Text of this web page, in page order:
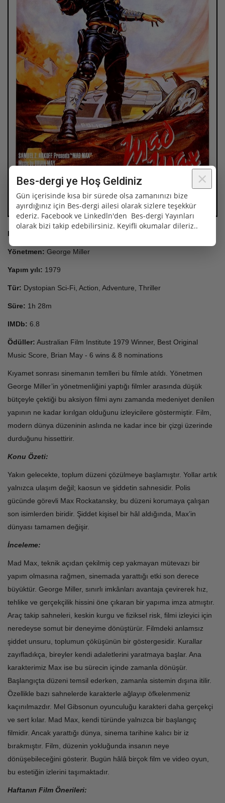
Bilim ve Teknoloji
Dünya Tarih'i
Köşe yazıları
Genel Kültür 101
Özel
Film adı:
Yönetmen: George Miller
Yapım yılı: 1979
Tür: Dystopian Sci-Fi, Action, Adventure, Thriller
Süre: 1h 28m
IMDb: 6.8
Ödüller: Australian Film Institute 1979 Winner, Best Original
Music Score, Brian May - 6 wins & 8 nominations
Kıyamet sonrası sinemanın temlleri bu filmle atıldı. Yönetmen
George Miller’in yönetmenliğini yaptığı filmler arasında düşük
bütçeyle çektiği bu aksiyon filmi aynı zamanda medeniyet denilen
yapının ne kadar kırılgan olduğunu izleyicilere göstermiştir. Film,
modern dünya düzeninin aslında ne kadar ince bir çizgi üzerinde
durduğunu hissettirir.
Konu Özeti:
Yakın gelecekte, toplum düzeni çözülmeye başlamıştır. Yollar artık
yalnızca ulaşım değil; kaosun ve şiddetin sahnesidir. Polis
gücünde görevli Max Rockatansky, bu düzeni korumaya çalışan
son isimlerden biridir. Şiddet kişisel bir hâl aldığında, Max’in
dünyası tamamen değişir.
İnceleme:
Mad Max, teknik açıdan çekilmiş cep yakmayan mütevazı bir
yapım olmasına rağmen, sinemada yarattığı etki son derece
büyüktür. George Miller, sınırlı imkânları avantaja çevirerek hız,
tehlike ve gerçekçilik hissini öne çıkaran bir yapıma imza atmıştır.
Araç takip sahneleri, keskin kurgu ve fiziksel risk, filmi izleyici için
neredeyse somut bir deneyime dönüştürür. Filmdeki anlamsız
şiddet unsuru, toplumun çöküşünün bir göstergesidir. Kurallar
zayıfladıkça, bireyler kendi adaletlerini yaratmaya başlar. Ana
karakterimiz Max ise bu sürecin içinde zamanla dönüşür.
Başlangıçta düzeni temsil ederken, zamanla sistemin dışına itilir.
Özellikle bazı sahnelerde karakterle ağlayıp öfkelenmeniz
kaçınılmazdır. Mel Gibsonun oyunculuğu karakteri daha gerçekçi
ve sert kılar. Mad Max, kendi türünde yalnızca bir başlangıç
filmidir. Ancak yarattığı dünya, sinema tarihine kalıcı bir iz
bırakmıştır. Film, düzenin yokluğunda insanın neye
dönüşebileceğini gösterir. Bugün hâlâ birçok film ve video oyun,
bu estetiğin izlerini taşımaktadır.
Haftanın Film Önerileri:
×
Bes-dergi ye Hoş Geldiniz
Gün içerisinde kısa bir sürede olsa zamanınızı bize
ayırdığınız için Bes-dergi ailesi olarak sizlere teşekkür
ederiz. Facebook ve Linkedln'den Bes-dergi Yayınları
olarak bizi takip edebilirsiniz. Keyifli okumalar dileriz..